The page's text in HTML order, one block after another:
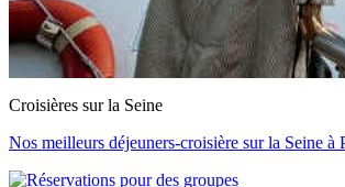
Croisières sur la Seine
Nos meilleurs déjeuners-croisière sur la Seine à